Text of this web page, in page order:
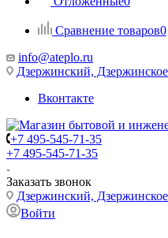
Сравнение товаров0
info@ateplo.ru
Дзержинский,
Вконтакте
+7 495-545-71-35
+7 495-545-71-35
Заказать звонок
Дзержинский,
Войти